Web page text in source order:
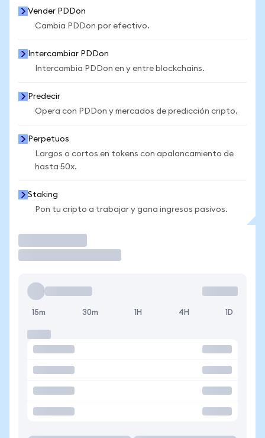
Vender PDDon
Cambia PDDon por efectivo.
Intercambiar PDDon
Intercambia PDDon en y entre blockchains.
Predecir
Opera con PDDon y mercados de predicción cripto.
Perpetuos
Largos o cortos en tokens con apalancamiento de
hasta 50x.
Staking
Pon tu cripto a trabajar y gana ingresos pasivos.
15m 30m 1H 4H 1D